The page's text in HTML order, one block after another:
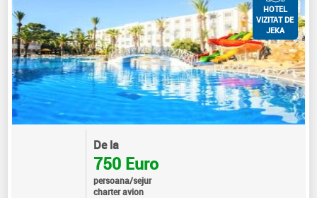
HOTEL
VIZITAT DE
JEKA
De la
750 Euro
persoana/sejur
charter avion